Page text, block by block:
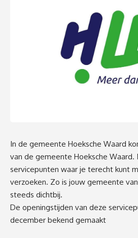
In de gemeente Hoeksche Waard
van de gemeente Hoeksche Waard.
servicepunten waar je terecht kunt
verzoeken. Zo is jouw gemeente
steeds dichtbij.
De openingstijden van deze
december bekend gemaakt